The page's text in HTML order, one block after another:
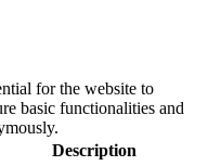
for the website to
basic functionalities and
Description